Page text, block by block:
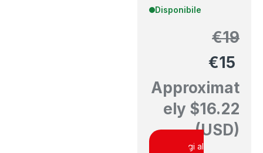
Disponibile
€19
€15
Approximat
ely $16.22
(USD)
Aggiungi al